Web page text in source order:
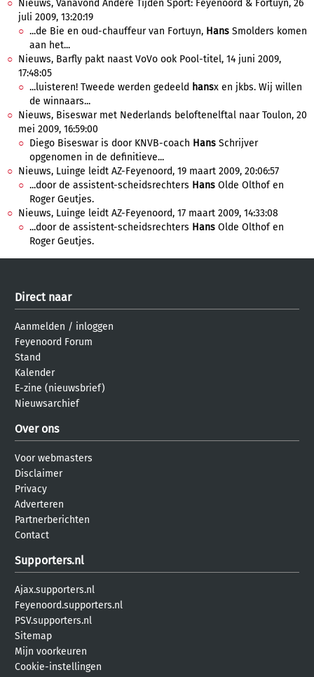
Nieuws, Vanavond Andere Tijden Sport: Feyenoord & Fortuyn, 26
juli 2009, 13:20:19
...de Bie en oud-chauffeur van Fortuyn, Hans Smolders komen
aan het...
Nieuws, Barfly pakt naast VoVo ook Pool-titel, 14 juni 2009,
17:48:05
...luisteren! Tweede werden gedeeld hansx en jkbs. Wij willen
de winnaars...
Nieuws, Biseswar met Nederlands beloftenelftal naar Toulon, 20
mei 2009, 16:59:00
Diego Biseswar is door KNVB-coach Hans Schrijver
opgenomen in de definitieve...
Nieuws, Luinge leidt AZ-Feyenoord, 19 maart 2009, 20:06:57
...door de assistent-scheidsrechters Hans Olde Olthof en
Roger Geutjes.
Nieuws, Luinge leidt AZ-Feyenoord, 17 maart 2009, 14:33:08
...door de assistent-scheidsrechters Hans Olde Olthof en
Roger Geutjes.
Direct naar
Aanmelden / inloggen
Feyenoord Forum
Stand
Kalender
E-zine (nieuwsbrief)
Nieuwsarchief
Over ons
Voor webmasters
Disclaimer
Privacy
Adverteren
Partnerberichten
Contact
Supporters.nl
Ajax.supporters.nl
Feyenoord.supporters.nl
PSV.supporters.nl
Sitemap
Mijn voorkeuren
Cookie-instellingen